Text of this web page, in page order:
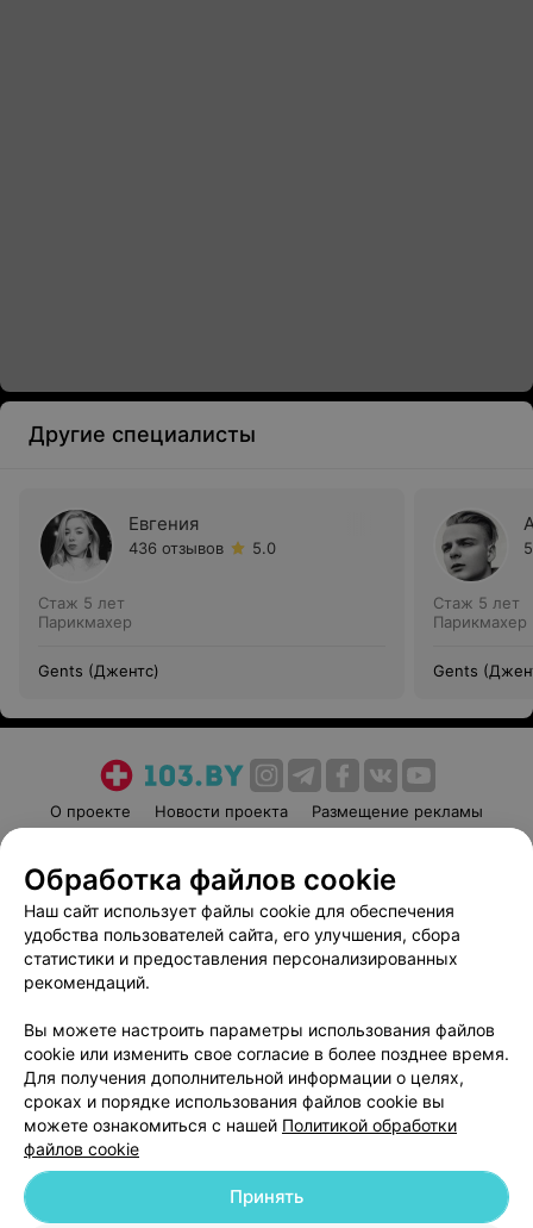
Другие специалисты
Евгения
436 отзывов 5.0
Стаж 5 лет
Парикмахер
Gents (Джентс)
Стаж 5 лет
Парикмахер
Gents
О проекте Новости проекта
Размещение рекламы
Пользовательское соглашение
Способы оплаты
Вакансии
Партнеры
Написать руководителю 103.by
Обработка персональных данных
© 2026 ООО «Артокс Лаб», УНП 191700409
| 220012, Республика Беларусь,
Обработка файлов cookie
Наш сайт использует файлы cookie для обеспечения
удобства пользователей сайта, его улучшения, сбора
статистики и предоставления персонализированных
рекомендаций.
Вы можете настроить параметры использования файлов
cookie или изменить свое согласие в более позднее время.
Для получения дополнительной информации о целях,
сроках и порядке использования файлов cookie вы
можете ознакомиться с нашей Политикой обработки
файлов cookie
Принять